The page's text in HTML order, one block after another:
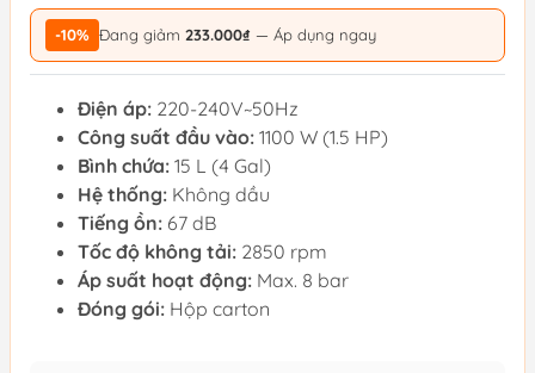
-10% Đang giảm 233.000₫ — Áp dụng ngay
Điện áp: 220-240V~50Hz
Công suất đầu vào: 1100 W (1.5 HP)
Bình chứa: 15 L (4 Gal)
Hệ thống: Không dầu
Tiếng ồn: 67 dB
Tốc độ không tải: 2850 rpm
Áp suất hoạt động: Max. 8 bar
Đóng gói: Hộp carton